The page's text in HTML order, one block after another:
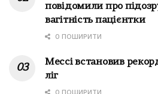
повідомили про
вагітність пацієнтки
0 ПОШИРИТИ
Мессі встановив
ліг
0 ПОШИРИТИ